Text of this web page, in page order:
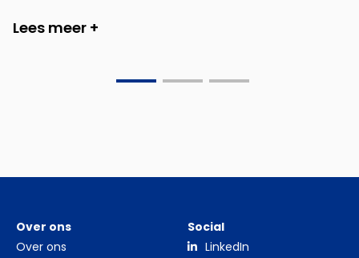
Lees meer +
Go
Go
Go
Over ons
Over ons
Social
LinkedIn